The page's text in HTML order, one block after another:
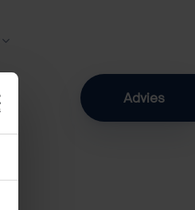
Advies